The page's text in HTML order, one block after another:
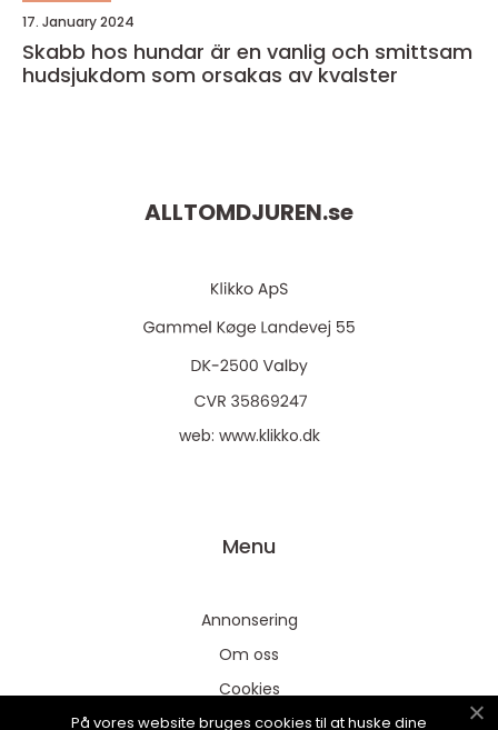
17. January 2024
Skabb hos hundar är en vanlig och smittsam
hudsjukdom som orsakas av kvalster
ALLTOMDJUREN.se
web: www.klikko.dk
Menu
Annonsering
Om oss
Cookies
Kontakta oss
På vores website bruges cookies til at huske dine